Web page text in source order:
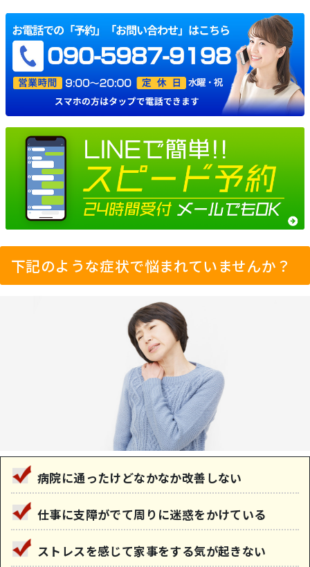
下記のような症状で悩まれていませんか？
病院に通ったけどなかなか改善しない
仕事に支障がでて周りに迷惑をかけている
ストレスを感じて家事をする気が起きない